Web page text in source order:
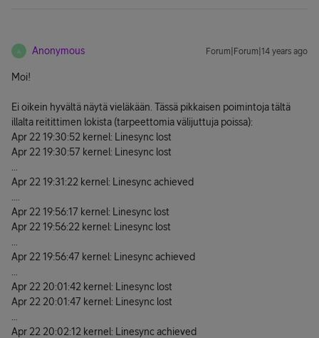
A Anonymous Forum|Forum|14 years ago
Moi!
Ei oikein hyvältä näytä vieläkään. Tässä pikkaisen poimintoja tältä
illalta reitittimen lokista (tarpeettomia välijuttuja poissa):
Apr 22 19:30:52 kernel: Linesync lost
Apr 22 19:30:57 kernel: Linesync lost
Apr 22 19:31:22 kernel: Linesync achieved
Apr 22 19:56:17 kernel: Linesync lost
Apr 22 19:56:22 kernel: Linesync lost
Apr 22 19:56:47 kernel: Linesync achieved
Apr 22 20:01:42 kernel: Linesync lost
Apr 22 20:01:47 kernel: Linesync lost
Apr 22 20:02:12 kernel: Linesync achieved